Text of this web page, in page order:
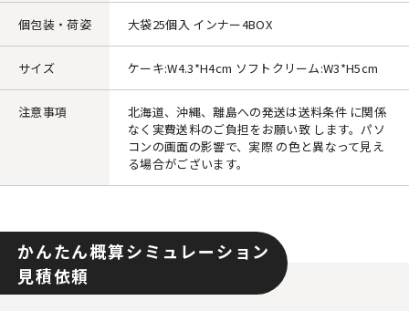
個包装・荷姿 大袋25個入 インナー4BOX
サイズ ケーキ:W4.3*H4cm ソフトクリーム:W3*H5cm
注意事項
北海道、沖縄、離島への発送は送料条件 に関係
なく実費送料のご負担をお願い致 します。パソ
コンの画面の影響で、実際 の色と異なって見え
る場合がございます。
かんたん概算シミュレーション
見積依頼